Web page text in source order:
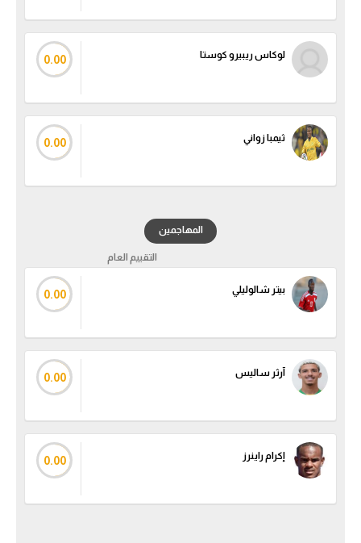
أمريكا
ركن الألعاب
أقسام خاصة
تقرير في الجول
تحليل في الجول
كويز في الجول
لوكاس ريبيرو كوستا 0.00
ثيمبا زواني 0.00
المهاجمين
التقييم العام
بيتر شالوليلي 0.00
آرثر ساليس 0.00
إكرام راينرز 0.00